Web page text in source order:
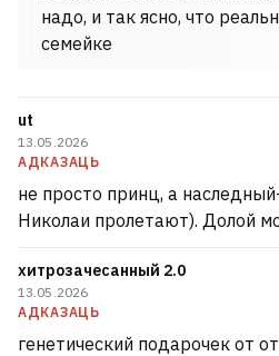
надо, и так ясно, что
семейке
ut
13.05.2026
АДКАЗАЦЬ
не просто принц, а
Николаи пролетают). Долой
хитрозачесанный 2.0
13.05.2026
АДКАЗАЦЬ
генетический подарочек от